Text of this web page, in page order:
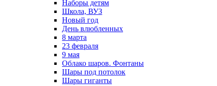
Наборы детям
Школа, ВУЗ
Новый год
День влюбленных
8 марта
23 февраля
9 мая
Облако шаров. Фонтаны
Шары под потолок
Шары гиганты